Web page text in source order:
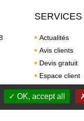
Actualités
Avis clients
Devis gratuit
Espace client
OK, accept all